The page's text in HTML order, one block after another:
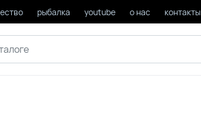
рыбалка youtube о нас контакты